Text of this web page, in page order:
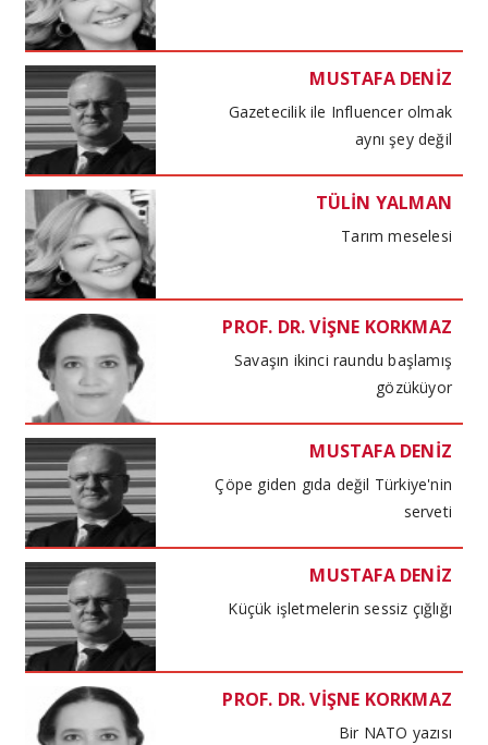
MUSTAFA DENİZ
Gazetecilik ile Influencer olmak
aynı şey değil
TÜLİN YALMAN
Tarım meselesi
PROF. DR. VİŞNE KORKMAZ
Savaşın ikinci raundu başlamış
gözüküyor
MUSTAFA DENİZ
Çöpe giden gıda değil Türkiye'nin
serveti
MUSTAFA DENİZ
Küçük işletmelerin sessiz çığlığı
PROF. DR. VİŞNE KORKMAZ
Bir NATO yazısı